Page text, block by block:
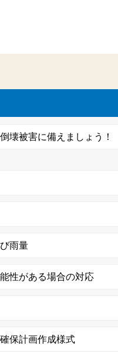
壊被害に備えましょう！
雨量
性がある場合の対応
保計画作成様式